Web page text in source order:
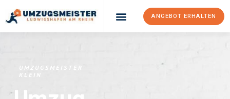
ANGEBOT ERHALTEN
UMZUGSMEISTER
KLEIN